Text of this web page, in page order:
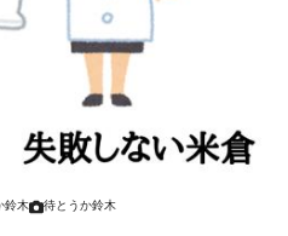
鈴木 待とうか鈴木